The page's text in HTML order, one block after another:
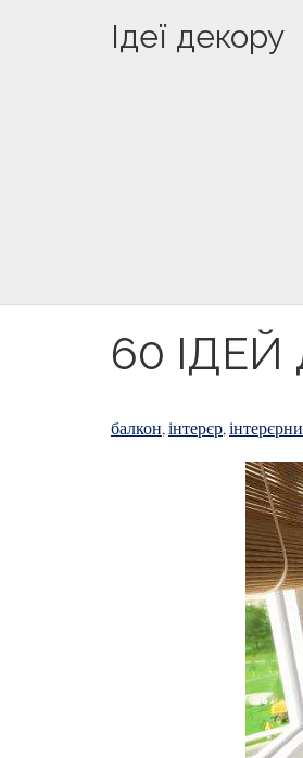
Ідеї декору
60
балкон,інтерєр,